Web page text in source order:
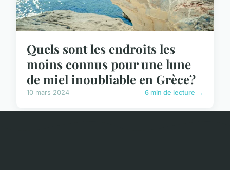
Quels sont les endroits les
moins connus pour une lune
de miel inoubliable en Grèce?
10 mars 2024 6 min de lecture →